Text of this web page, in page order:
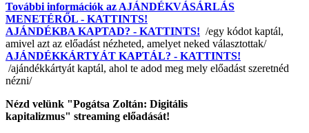
További információk az AJÁNDÉKVÁSÁRLÁS
MENETÉRŐL - KATTINTS!
AJÁNDÉKBA KAPTAD? - KATTINTS! /egy kódot kaptál,
amivel azt az előadást nézheted, amelyet neked választottak/
AJÁNDÉKKÁRTYÁT KAPTÁL? - KATTINTS!
/ajándékkártyát kaptál, ahol te adod meg mely előadást szeretnéd
nézni/
Nézd velünk "Pogátsa Zoltán: Digitális
kapitalizmus" streaming előadását!